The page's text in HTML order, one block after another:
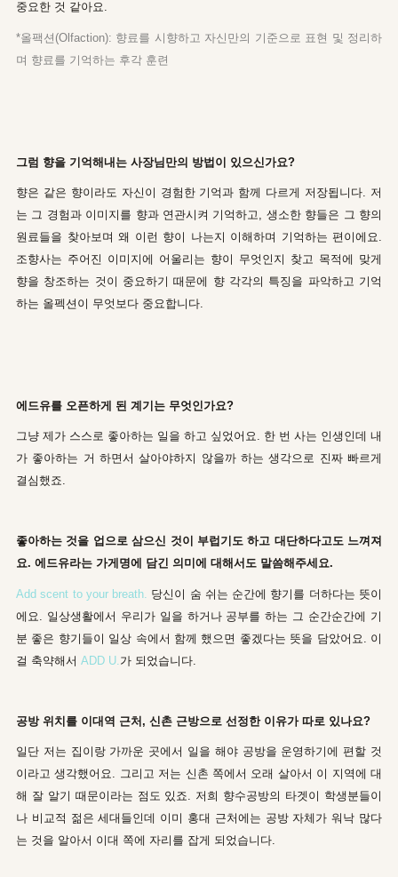
중요한 것 같아요.
*올팩션(Olfaction): 향료를 시향하고 자신만의 기준으로 표현 및 정리하
며 향료를 기억하는 후각 훈련
그럼 향을 기억해내는 사장님만의 방법이 있으신가요?
향은 같은 향이라도 자신이 경험한 기억과 함께 다르게 저장됩니다. 저
는 그 경험과 이미지를 향과 연관시켜 기억하고, 생소한 향들은 그 향의
원료들을 찾아보며 왜 이런 향이 나는지 이해하며 기억하는 편이에요.
조향사는 주어진 이미지에 어울리는 향이 무엇인지 찾고 목적에 맞게
향을 창조하는 것이 중요하기 때문에 향 각각의 특징을 파악하고 기억
하는 올펙션이 무엇보다 중요합니다.
에드유를 오픈하게 된 계기는 무엇인가요?
그냥 제가 스스로 좋아하는 일을 하고 싶었어요. 한 번 사는 인생인데 내
가 좋아하는 거 하면서 살아야하지 않을까 하는 생각으로 진짜 빠르게
결심했죠.
좋아하는 것을 업으로 삼으신 것이 부럽기도 하고 대단하다고도 느껴져
요. 에드유라는 가게명에 담긴 의미에 대해서도 말씀해주세요.
Add scent to your breath. 당신이 숨 쉬는 순간에 향기를 더하다는 뜻이
에요. 일상생활에서 우리가 일을 하거나 공부를 하는 그 순간순간에 기
분 좋은 향기들이 일상 속에서 함께 했으면 좋겠다는 뜻을 담았어요. 이
걸 축약해서 ADD U. 가 되었습니다.
공방 위치를 이대역 근처, 신촌 근방으로 선정한 이유가 따로 있나요?
일단 저는 집이랑 가까운 곳에서 일을 해야 공방을 운영하기에 편할 것
이라고 생각했어요. 그리고 저는 신촌 쪽에서 오래 살아서 이 지역에 대
해 잘 알기 때문이라는 점도 있죠. 저희 향수공방의 타겟이 학생분들이
나 비교적 젊은 세대들인데 이미 홍대 근처에는 공방 자체가 워낙 많다
는 것을 알아서 이대 쪽에 자리를 잡게 되었습니다.